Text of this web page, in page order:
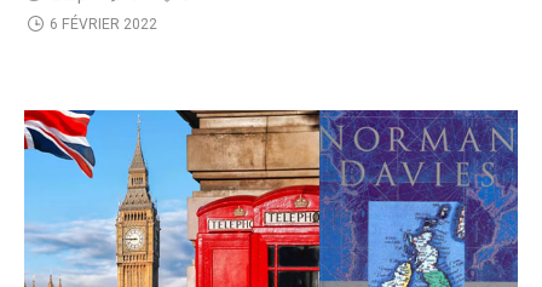
6 FÉVRIER 2022